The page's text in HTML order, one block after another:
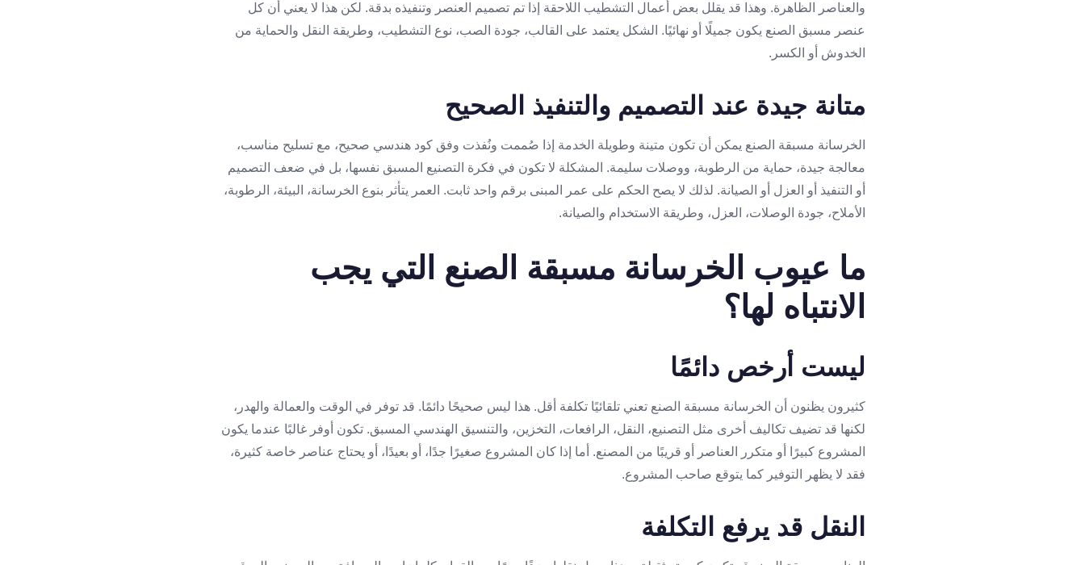
والعناصر الظاهرة. وهذا قد يقلل بعض أعمال التشطيب اللاحقة إذا تم تصميم العنصر وتنفيذه بدقة. لكن هذا لا يعني أن كل
عنصر مسبق الصنع يكون جميلًا أو نهائيًا. الشكل يعتمد على القالب، جودة الصب، نوع التشطيب، وطريقة النقل والحماية من
الخدوش أو الكسر.
متانة جيدة عند التصميم والتنفيذ الصحيح
الخرسانة مسبقة الصنع يمكن أن تكون متينة وطويلة الخدمة إذا صُممت ونُفذت وفق كود هندسي صحيح، مع تسليح مناسب،
معالجة جيدة، حماية من الرطوبة، ووصلات سليمة. المشكلة لا تكون في فكرة التصنيع المسبق نفسها، بل في ضعف التصميم
أو التنفيذ أو العزل أو الصيانة. لذلك لا يصح الحكم على عمر المبنى برقم واحد ثابت. العمر يتأثر بنوع الخرسانة، البيئة، الرطوبة،
الأملاح، جودة الوصلات، العزل، وطريقة الاستخدام والصيانة.
ما عيوب الخرسانة مسبقة الصنع التي يجب
الانتباه لها؟
ليست أرخص دائمًا
كثيرون يظنون أن الخرسانة مسبقة الصنع تعني تلقائيًا تكلفة أقل. هذا ليس صحيحًا دائمًا. قد توفر في الوقت والعمالة والهدر،
لكنها قد تضيف تكاليف أخرى مثل التصنيع، النقل، الرافعات، التخزين، والتنسيق الهندسي المسبق. تكون أوفر غالبًا عندما يكون
المشروع كبيرًا أو متكرر العناصر أو قريبًا من المصنع. أما إذا كان المشروع صغيرًا جدًا، أو بعيدًا، أو يحتاج عناصر خاصة كثيرة،
فقد لا يظهر التوفير كما يتوقع صاحب المشروع.
النقل قد يرفع التكلفة